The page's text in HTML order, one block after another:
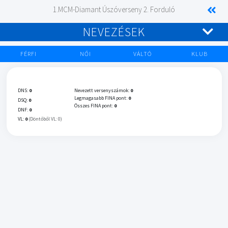
1.MCM-Diamant Úszóverseny 2. Forduló
NEVEZÉSEK
FÉRFI NŐI VÁLTÓ KLUB
DNS: 0
DSQ: 0
DNF: 0
VL: 0 (Döntőből VL: 0)
Nevezett versenyszámok: 0
Legmagasabb FINA pont: 0
Összes FINA pont: 0